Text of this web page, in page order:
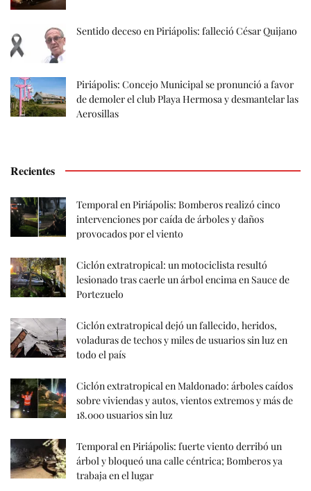
Sentido deceso en Piriápolis: falleció César Quijano
Piriápolis: Concejo Municipal se pronunció a favor
de demoler el club Playa Hermosa y desmantelar las
Aerosillas
Recientes
Temporal en Piriápolis: Bomberos realizó cinco
intervenciones por caída de árboles y daños
provocados por el viento
Ciclón extratropical: un motociclista resultó
lesionado tras caerle un árbol encima en Sauce de
Portezuelo
Ciclón extratropical dejó un fallecido, heridos,
voladuras de techos y miles de usuarios sin luz en
todo el país
Ciclón extratropical en Maldonado: árboles caídos
sobre viviendas y autos, vientos extremos y más de
18.000 usuarios sin luz
Temporal en Piriápolis: fuerte viento derribó un
árbol y bloqueó una calle céntrica; Bomberos ya
trabaja en el lugar